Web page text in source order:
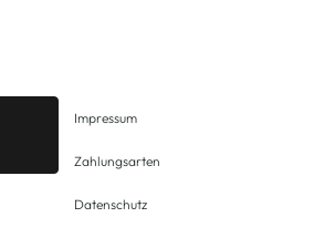
Impressum
Zahlungsarten
Datenschutz